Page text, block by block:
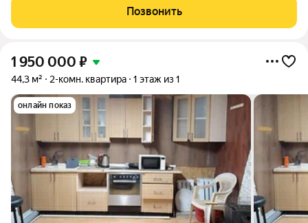
трех лет в собственности , квартира готова к заселению, Дом
оборудован видеонаблюдением,
Позвонить
1 950 000 ₽
44,3 м² 2-комн. квартира 1 этаж из 1
онлайн показ